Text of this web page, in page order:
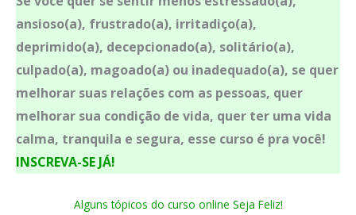
ansioso(a), frustrado(a), irritadiço(a),
deprimido(a), decepcionado(a), solitário(a),
culpado(a), magoado(a) ou inadequado(a), se quer
melhorar suas relações com as pessoas, quer
melhorar sua condição de vida, quer ter uma vida
calma, tranquila e segura, esse curso é pra você!
INSCREVA-SE JÁ!
Alguns tópicos do curso online Seja Feliz!